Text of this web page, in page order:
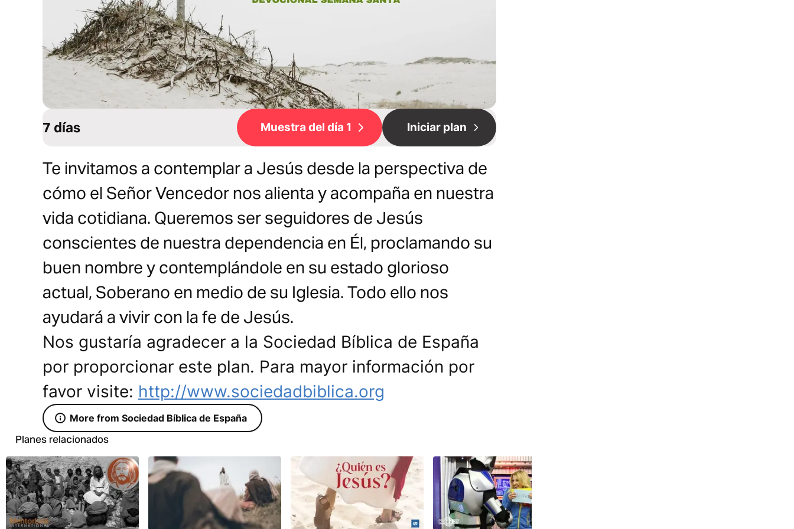
7 días Muestra del día 1 Iniciar plan
Te invitamos a contemplar a Jesús desde la perspectiva de
cómo el Señor Vencedor nos alienta y acompaña en nuestra
vida cotidiana. Queremos ser seguidores de Jesús
conscientes de nuestra dependencia en Él, proclamando su
buen nombre y contemplándole en su estado glorioso
actual, Soberano en medio de su Iglesia. Todo ello nos
ayudará a vivir con la fe de Jesús.
Nos gustaría agradecer a la Sociedad Bíblica de España
por proporcionar este plan. Para mayor información por
favor visite: http://www.sociedadbiblica.org
More from Sociedad Bíblica de España
Planes relacionados